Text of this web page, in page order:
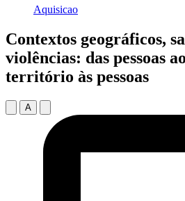
Aquisicao
Contextos geográficos,
violências: das pessoas
território às pessoas
A